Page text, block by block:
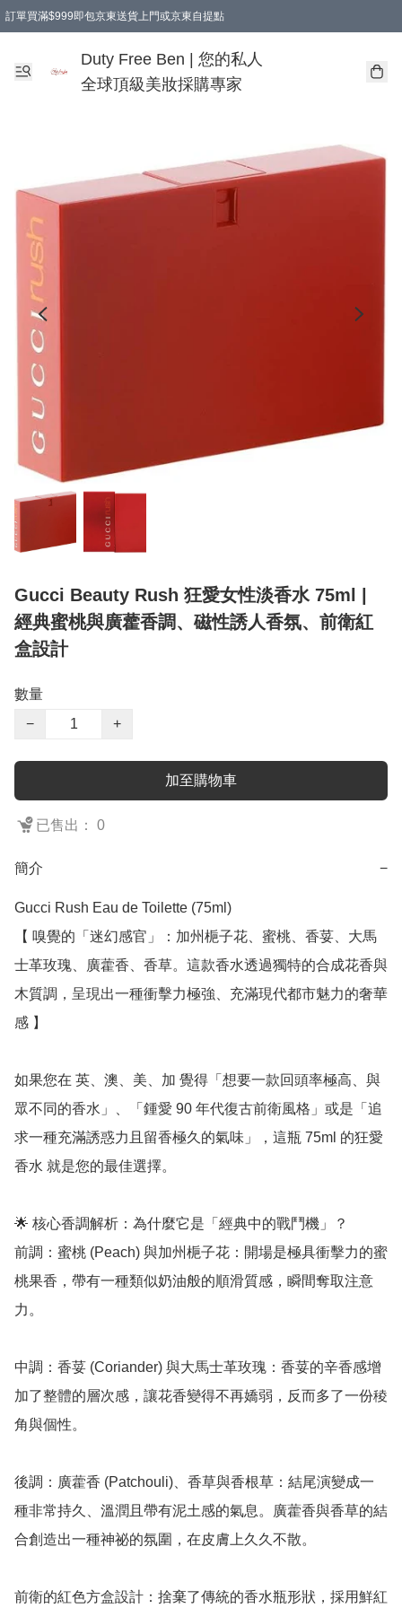
訂單買滿$999即包京東送貨上門或京東自提點
Duty Free Ben | 您的私人
全球頂級美妝採購專家
Gucci Beauty Rush 狂愛女性淡香水 75ml |
經典蜜桃與廣藿香調、磁性誘人香氛、前衛紅
盒設計
數量
−
+
加至購物車
已售出： 0
簡介 −
Gucci Rush Eau de Toilette (75ml)
【 嗅覺的「迷幻感官」：加州梔子花、蜜桃、香荽、大馬
士革玫瑰、廣藿香、香草。這款香水透過獨特的合成花香與
木質調，呈現出一種衝擊力極強、充滿現代都市魅力的奢華
感 】
如果您在 英、澳、美、加 覺得「想要一款回頭率極高、與
眾不同的香水」、「鍾愛 90 年代復古前衛風格」或是「追
求一種充滿誘惑力且留香極久的氣味」，這瓶 75ml 的狂愛
香水 就是您的最佳選擇。
🌟 核心香調解析：為什麼它是「經典中的戰鬥機」？
前調：蜜桃 (Peach) 與加州梔子花：開場是極具衝擊力的蜜
桃果香，帶有一種類似奶油般的順滑質感，瞬間奪取注意
力。
中調：香荽 (Coriander) 與大馬士革玫瑰：香荽的辛香感增
加了整體的層次感，讓花香變得不再嬌弱，反而多了一份稜
角與個性。
後調：廣藿香 (Patchouli)、香草與香根草：結尾演變成一
種非常持久、溫潤且帶有泥土感的氣息。廣藿香與香草的結
合創造出一種神祕的氛圍，在皮膚上久久不散。
前衛的紅色方盒設計：捨棄了傳統的香水瓶形狀，採用鮮紅